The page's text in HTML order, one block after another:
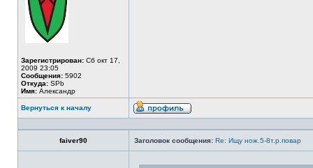
Зарегистрирован: Сб окт 17,
2009 23:05
Сообщения: 5902
Откуда: SPb
Имя: Александр
Вернуться к началу
faiver90 Заголовок сообщения: Re: Ищу нож.5-8т.р.повар